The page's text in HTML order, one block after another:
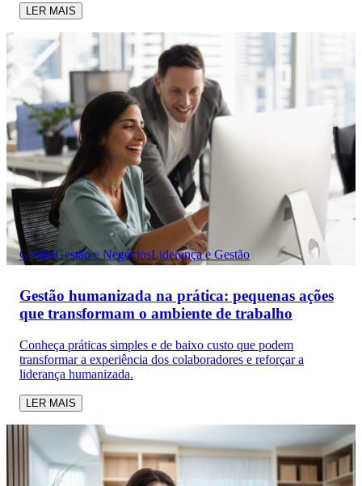
LER MAIS
GestãoGestão e NegóciosLiderança e Gestão
Gestão humanizada na prática: pequenas ações
que transformam o ambiente de trabalho
Conheça práticas simples e de baixo custo que podem
transformar a experiência dos colaboradores e reforçar a
liderança humanizada.
LER MAIS